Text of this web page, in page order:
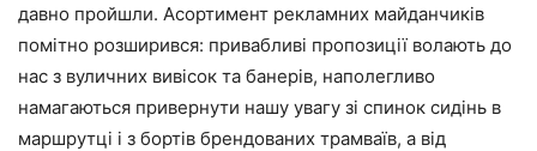
давно пройшли. Асортимент рекламних майданчиків
помітно розширився: привабливі пропозиції волають до
нас з вуличних вивісок та банерів, наполегливо
намагаються привернути нашу увагу зі спинок сидінь в
маршрутці і з бортів брендованих трамваїв, а від